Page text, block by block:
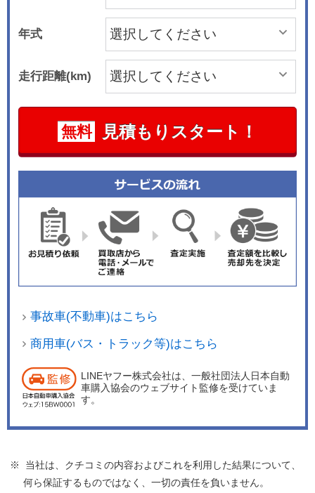
年式
走行距離(km)
無料 見積もりスタート！
事故車(不動車)はこちら
商用車(バス・トラック等)はこちら
LINEヤフー株式会社は、一般社団法人日本自動
車購入協会のウェブサイト監修を受けていま
す。
※ 当社は、クチコミの内容およびこれを利用した結果について、
何ら保証するものではなく、一切の責任を負いません。